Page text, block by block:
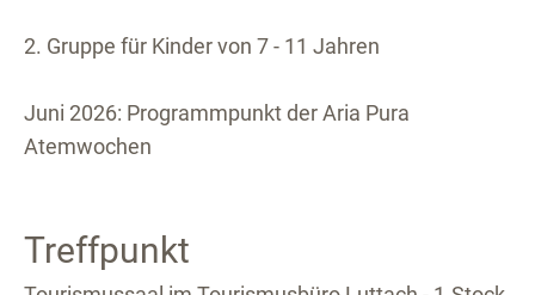
2. Gruppe für Kinder von 7 - 11 Jahren
Juni 2026: Programmpunkt der Aria Pura
Atemwochen
Treffpunkt